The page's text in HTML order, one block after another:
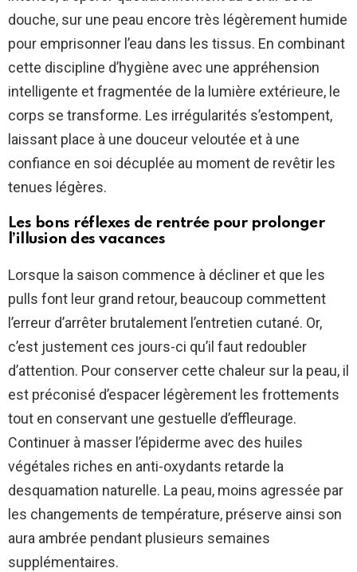
douche, sur une peau encore très légèrement humide
pour emprisonner l’eau dans les tissus. En combinant
cette discipline d’hygiène avec une appréhension
intelligente et fragmentée de la lumière extérieure, le
corps se transforme. Les irrégularités s’estompent,
laissant place à une douceur veloutée et à une
confiance en soi décuplée au moment de revêtir les
tenues légères.
Les bons réflexes de rentrée pour prolonger
l’illusion des vacances
Lorsque la saison commence à décliner et que les
pulls font leur grand retour, beaucoup commettent
l’erreur d’arrêter brutalement l’entretien cutané. Or,
c’est justement ces jours-ci qu’il faut redoubler
d’attention. Pour conserver cette chaleur sur la peau, il
est préconisé d’espacer légèrement les frottements
tout en conservant une gestuelle d’effleurage.
Continuer à masser l’épiderme avec des huiles
végétales riches en anti-oxydants retarde la
desquamation naturelle. La peau, moins agressée par
les changements de température, préserve ainsi son
aura ambrée pendant plusieurs semaines
supplémentaires.